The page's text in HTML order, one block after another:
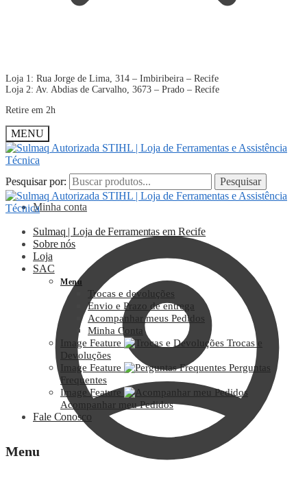
Loja 1: Rua Jorge de Lima, 314 – Imbiribeira – Recife
Loja 2: Av. Abdias de Carvalho, 3673 – Prado – Recife
Retire em 2h
MENU
Pesquisar por: Pesquisar
Minha conta
Pesquisar por: Pesquisar
Sulmaq | Loja de Ferramentas em Recife
Sobre nós
Loja
SAC
Menu
Trocas e devoluções
Envio e Prazo de entrega
Acompanhar meus Pedidos
Minha Conta
Image Feature
Trocas e
Devoluções
Image Feature
Perguntas
Frequentes
Image Feature
Acompanhar meu Pedidos
Fale Conosco
Menu